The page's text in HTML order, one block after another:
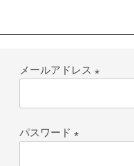
メールアドレス
須)
パスワード